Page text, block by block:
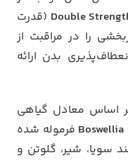
Double (قدرت
را در مراقبت از
بدن ارائه
اساس معادل گیاهی
(4:1) فرموله شده
سویا، شیر، گلوتن و